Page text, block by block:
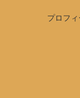
プロフ